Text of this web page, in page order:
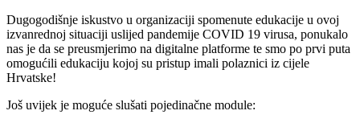
Dugogodišnje iskustvo u organizaciji spomenute edukacije u ovoj
izvanrednoj situaciji uslijed pandemije COVID 19 virusa, ponukalo
nas je da se preusmjerimo na digitalne platforme te smo po prvi puta
omogućili edukaciju kojoj su pristup imali polaznici iz cijele
Hrvatske!
Još uvijek je moguće slušati pojedinačne module: